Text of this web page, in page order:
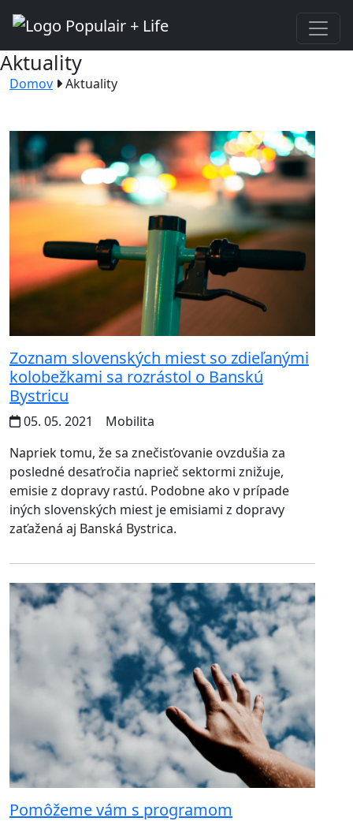
Aktuality
Domov Aktuality
Zoznam slovenských miest so zdieľanými
kolobežkami sa rozrástol o Banskú
Bystricu
05. 05. 2021
Mobilita
Napriek tomu, že sa znečisťovanie ovzdušia za
posledné desaťročia naprieč sektormi znižuje,
emisie z dopravy rastú. Podobne ako v prípade
iných slovenských miest je emisiami z dopravy
zaťažená aj Banská Bystrica.
Pomôžeme vám s programom